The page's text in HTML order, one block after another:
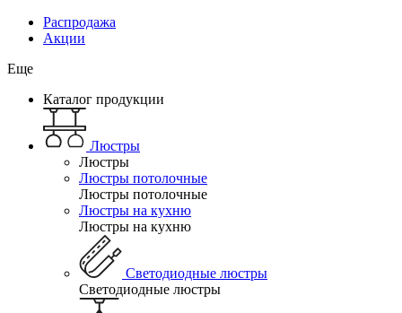
Распродажа
Акции
Еще
Каталог продукции
Люстры
Люстры
Люстры потолочные
Люстры потолочные
Люстры на кухню
Люстры на кухню
Светодиодные люстры
Светодиодные люстры